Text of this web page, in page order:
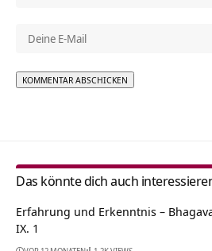
Das könnte dich auch
Erfahrung und Erkenntnis –
IX. 1